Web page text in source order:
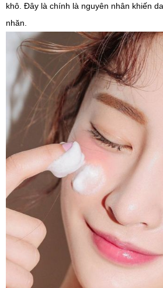
khô. Đây là chính là nguyên nhân khiến
nhăn.